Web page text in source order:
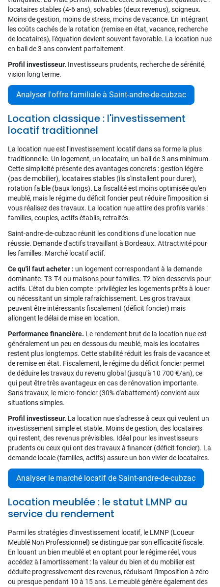
locataires stables (4-6 ans), solvables (deux revenus), soigneux.
Moins de gestion, moins de stress, moins de vacance. En intégrant
les coûts cachés de la rotation (remise en état, vacance, recherche
de locataires), l'équation devient souvent favorable. La location nue
en bail de 3 ans convient parfaitement.
Profil investisseur. Investisseurs prudents, recherche de sérénité,
vision long terme.
Analyser l'offre familiale à Saint-andre-de-cubzac
Location classique : l'investissement
locatif traditionnel
La location nue est l'investissement locatif dans sa forme la plus
traditionnelle. Un logement, un locataire, un bail de 3 ans minimum.
Cette simplicité présente des avantages concrets : gestion légère
(pas de mobilier), locataires stables (ils s'installent pour durer),
rotation faible (baux longs). La fiscalité est moins optimisée qu'en
meublé, mais le régime du déficit foncier peut réduire l'imposition si
vous réalisez des travaux. La location nue attire des profils variés :
familles, couples, actifs établis, retraités.
Saint-andre-de-cubzac réunit les conditions d'une location nue
réussie. Demande d'actifs travaillant à Bordeaux. Attractivité pour
les familles. Marché locatif actif.
Ce qu'il faut acheter : un logement correspondant à la demande
dominante. T3-T4 ou maisons pour familles. T2 bien desservis pour
actifs. L'état du bien compte : privilégiez les logements prêts à louer
ou nécessitant un simple rafraîchissement. Les gros travaux
peuvent être intéressants fiscalement (déficit foncier) mais
allongent le délai de mise en location.
Performance financière. Le rendement brut de la location nue est
généralement un peu en dessous du meublé, mais les locataires
restent plus longtemps. Cette stabilité réduit les frais de vacance et
de remise en état. Fiscalement, le régime du déficit foncier permet
de déduire les travaux du revenu global (jusqu'à 10 700 €/an), ce
qui peut être très avantageux en cas de rénovation importante.
Sans travaux, le micro-foncier (30% d'abattement) convient aux
situations simples.
Profil investisseur. La location nue s'adresse à ceux qui veulent un
investissement simple et stable. Moins de gestion, des locataires
qui restent, des revenus prévisibles. Idéal pour les investisseurs
prudents ou ceux qui ont des travaux à financer (déficit foncier). La
demande locale (familles, actifs) assure un bon vivier de locataires.
Analyser le marché locatif de Saint-andre-de-cubzac
Location meublée : le statut LMNP au
service du rendement
Parmi les stratégies d'investissement locatif, le LMNP (Loueur
Meublé Non Professionnel) se distingue par son efficacité fiscale.
En louant un bien meublé et en optant pour le régime réel, vous
accédez à l'amortissement : la valeur du bien et du mobilier est
déduite progressivement des revenus, réduisant l'imposition à zéro
ou presque pendant 10 à 15 ans. Le meublé génère également des